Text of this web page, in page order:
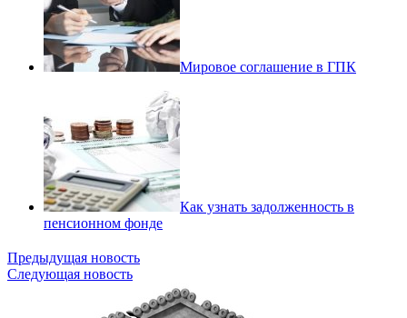
Мировое соглашение в ГПК
Как узнать задолженность в
пенсионном фонде
Предыдущая новость
Следующая новость